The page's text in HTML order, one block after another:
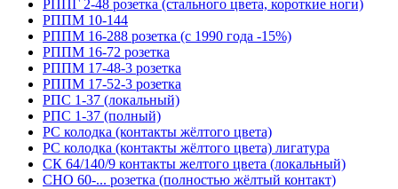
РППГ 2-48 розетка (стального цвета, короткие ноги)
РППМ 10-144
РППМ 16-288 розетка (с 1990 года -15%)
РППМ 16-72 розетка
РППМ 17-48-3 розетка
РППМ 17-52-3 розетка
РПС 1-37 (локальный)
РПС 1-37 (полный)
РС колодка (контакты жёлтого цвета)
РС колодка (контакты жёлтого цвета) лигатура
СК 64/140/9 контакты желтого цвета (локальный)
СНО 60-... розетка (полностью жёлтый контакт)